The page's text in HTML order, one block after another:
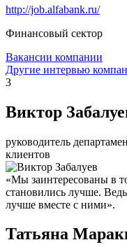
http://job.alfabank.ru/
Финансовый сектор
Вакансии компании
Другие интервью
3
Виктор
руководитель
клиентов
«Мы заинтересованы в
становились лучше.
лучше вместе с ними».
Татьяна